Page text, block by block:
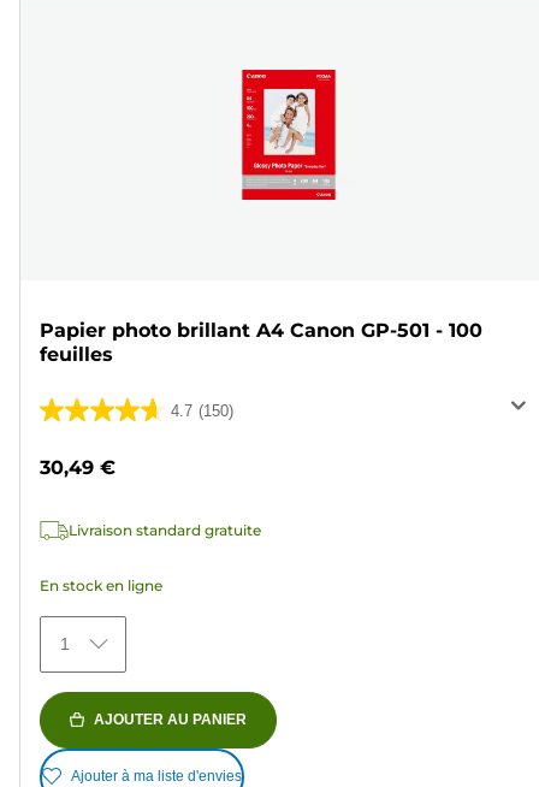
Papier photo brillant A4 Canon GP-501 - 100
feuilles
4.7 (150)
4.7
5
150
30,49 €
Livraison standard gratuite
En stock en ligne
1
AJOUTER AU PANIER
Ajouter à ma liste d'envies